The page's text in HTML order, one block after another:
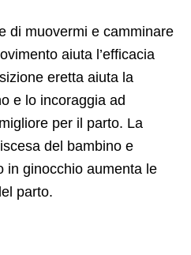
di muovermi e camminare
aiuta l’efficacia
eretta aiuta la
e lo incoraggia ad
per il parto. La
del bambino e
in ginocchio aumenta le
parto.